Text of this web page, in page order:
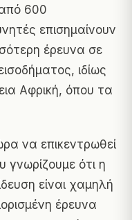
600
επισημαίνουν
έρευνα σε
ιδίως
Αφρική, όπου τα
να επικεντρωθεί
γνωρίζουμε ότι η
είναι χαμηλή
έρευνα